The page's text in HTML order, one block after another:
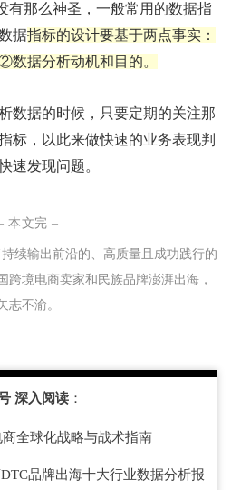
有那么神圣，一般常用的数据指
据指标的设计要基于两点事实：
据分析动机和目的。
数据的时候，只要定期的关注那
标，以此来做快速的业务表现判
速发现问题。
本文完 –
续输出前沿的、 高 质量 且 成功践行的
国跨境电商卖家和民族品牌澎湃出海，
志不渝。
深入阅读 ：
全球化战略与战术指南
C品牌出海十大行业数据分析报